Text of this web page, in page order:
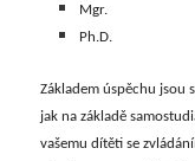
Mgr.
Ph.D.
Základem úspěchu jsou
jak na základě
vašemu dítěti se